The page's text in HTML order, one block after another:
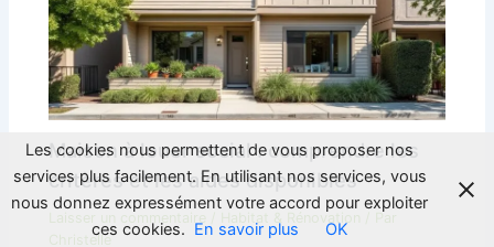
Maison à louer social : comprendre les
critères et les aides disponibles
Laisser un commentaire Habitat & Rénovation
/ Par
Christelle
Les cookies nous permettent de vous proposer nos
services plus facilement. En utilisant nos services, vous
nous donnez expressément votre accord pour exploiter
ces cookies. En savoir plus OK